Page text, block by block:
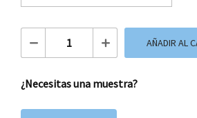
Bolsa de Papel Kraft Cesta
AÑADIR AL
¿Necesitas una muestra?